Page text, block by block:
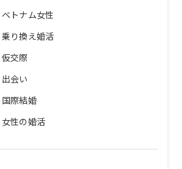
ベトナム女性
乗り換え婚活
仮交際
出会い
国際結婚
女性の婚活